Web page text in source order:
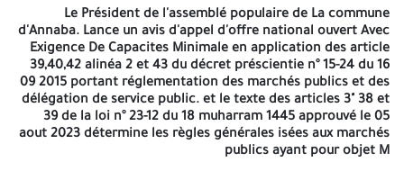
portant à la dernier page la mention manuscrite « Lu et accepté
». cahiers des prescriptions aux soumissionnaires renseignés,
signée et datée et paraphé et portant à la dernier page la
mention manuscrite « Lu et accepté ». III- L'offre financière la
lettre de soumission; renseignées, signée, datée et visée de la
part du soumissionnaire. le bordereau des prix unitaires;
renseignées, signée. datée et visée de la part du
soumissionnaire. le devis quantitatif et estimatif; renseignées,
signée, datée et visée de la part du soumissionnaire. Le dossier
Le Président de l'assemblé populaire de La commune
d'Annaba. Lance un avis d'appel d'offre national ouvert Avec
Exigence De Capacites Minimale en application des article
39,40,42 alinéa 2 et 43 du décret préscientie n° 15-24 du 16
09 2015 portant réglementation des marchés publics et des
délégation de service public. et le texte des articles 3" 38 et
39 de la loi n° 23-12 du 18 muharram 1445 approuvé le 05
aout 2023 détermine les règles générales isées aux marchés
publics ayant pour objet M